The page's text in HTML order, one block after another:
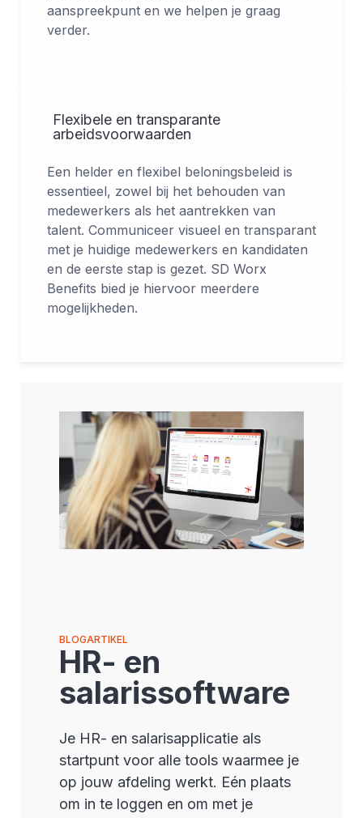
aanspreekpunt en we helpen je graag
verder.
Flexibele en transparante
arbeidsvoorwaarden
Een helder en flexibel beloningsbeleid is
essentieel, zowel bij het behouden van
medewerkers als het aantrekken van
talent. Communiceer visueel en transparant
met je huidige medewerkers en kandidaten
en de eerste stap is gezet. SD Worx
Benefits bied je hiervoor meerdere
mogelijkheden.
BLOGARTIKEL
HR- en
salarissoftware
Je HR- en salarisapplicatie als
startpunt voor alle tools waarmee je
op jouw afdeling werkt. Eén plaats
om in te loggen en om met je